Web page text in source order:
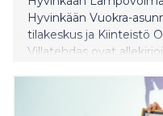
Hyvinkään Vuokra-
tilakeskus ja Kiinteistö
Villatehdas ovat
etäluentaratkaisun
mahdollistaa